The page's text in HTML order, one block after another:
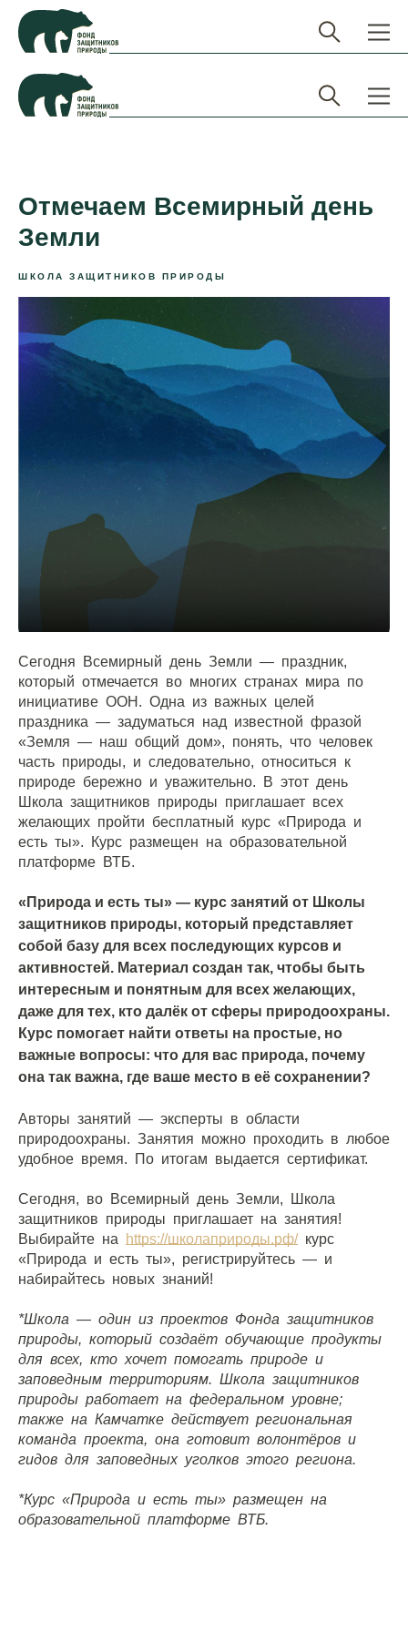
Отмечаем Всемирный день
Земли
ШКОЛА ЗАЩИТНИКОВ ПРИРОДЫ
Сегодня Всемирный день Земли — праздник,
который отмечается во многих странах мира по
инициативе ООН. Одна из важных целей
праздника — задуматься над известной фразой
«Земля — наш общий дом», понять, что человек
часть природы, и следовательно, относиться к
природе бережно и уважительно. В этот день
Школа защитников природы приглашает всех
желающих пройти бесплатный курс «Природа и
есть ты». Курс размещен на образовательной
платформе ВТБ.
«Природа и есть ты» — курс занятий от Школы
защитников природы, который представляет
собой базу для всех последующих курсов и
активностей. Материал создан так, чтобы быть
интересным и понятным для всех желающих,
даже для тех, кто далёк от сферы природоохраны.
Курс помогает найти ответы на простые, но
важные вопросы: что для вас природа, почему
она так важна, где ваше место в её сохранении?
Авторы занятий — эксперты в области
природоохраны. Занятия можно проходить в любое
удобное время. По итогам выдается сертификат.
Сегодня, во Всемирный день Земли, Школа
защитников природы приглашает на занятия!
Выбирайте на https://школаприроды.рф/курс
«Природа и есть ты», регистрируйтесь — и
набирайтесь новых знаний!
*Школа — один из проектов Фонда защитников
природы, который создаёт обучающие продукты
для всех, кто хочет помогать природе и
заповедным территориям. Школа защитников
природы работает на федеральном уровне;
также на Камчатке действует региональная
команда проекта, она готовит волонтёров и
гидов для заповедных уголков этого региона.
*Курс «Природа и есть ты» размещен на
образовательной платформе ВТБ.